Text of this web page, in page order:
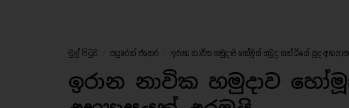
මුල් පිටුව සයුරෙන් එතෙර ඉරාන නාවික හමුදාව හෝමූස් සමුද්‍ර සන්ධියේ යුද
ඉරාන නාවික හමුදාව